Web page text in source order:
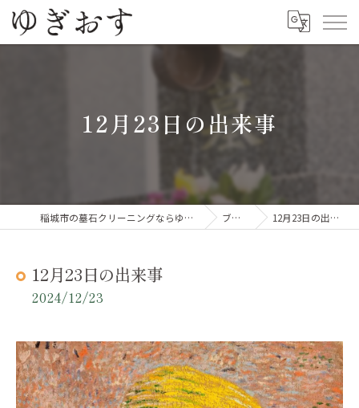
12月23日の出来事
稲城市の墓石クリーニングならゆぎおす ブログ 12月23日の出来事
12月23日の出来事
2024/12/23